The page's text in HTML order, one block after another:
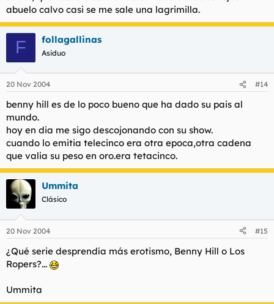
abuelo calvo casi se me sale una lagrimilla.
F follagallinas
Asiduo
20 Nov 2004 #14
benny hill es de lo poco bueno que ha dado su pais al
mundo.
hoy en dia me sigo descojonando con su show.
cuando lo emitia telecinco era otra epoca,otra cadena
que valia su peso en oro.era tetacinco.
Ummita
Clásico
20 Nov 2004 #15
¿Qué serie desprendía más erotismo, Benny Hill o Los
Ropers?...
Ummita